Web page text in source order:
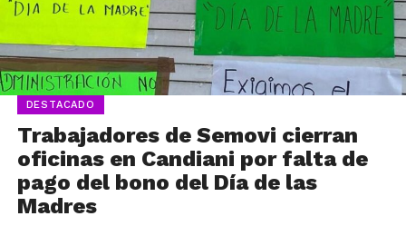
DESTACADO
Trabajadores de Semovi cierran
oficinas en Candiani por falta de
pago del bono del Día de las
Madres